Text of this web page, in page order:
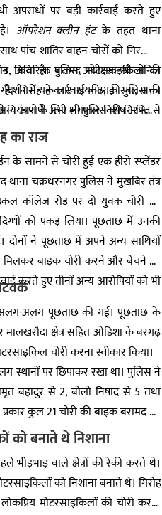
अपराधों पर बड़ी कार्रवाई करते हुए
ऑपरेशन क्लीन हंटके तहत थाना
शातिर वाहन चोरों को गिरफ्तार
है। बरामद मोटरसाइकिलों की
गिरोह के तार रायगढ़, कोरबा, सक्ती
आरोपी अभी भी पुलिस की गिरफ्त से
अतिरिक्त पुलिस अधीक्षक श्री अनिल
में यह कार्रवाई की गई। पुलिस का
के लिए लगातार विशेष अभियान
का राज
के सामने से चोरी हुई एक हीरो स्प्लेंडर
चक्रधरनगर पुलिस ने मुखबिर तंत्र
कॉलेज रोड पर दो युवक चोरी की
को पकड़ लिया। पूछताछ में उनकी
ने पूछताछ में अपने अन्य साथियों
बाइक चोरी करने और बेचने की
करते हुए तीनों अन्य आरोपियों को भी
अलग-अलग पूछताछ की गई। पूछताछ के
क्षेत्र सहित ओडिशा के बरगढ़
चोरी करना स्वीकार किया।
स्थानों पर छिपाकर रखा था। पुलिस ने
बहादुर से 2, बोलो निषाद से 5 तथा
कुल 21 चोरी की बाइक बरामद की
को बनाते थे निशाना
भीड़भाड़ वाले क्षेत्रों की रेकी करते थे।
को निशाना बनाते थे। गिरोह
मोटरसाइकिलों की चोरी करता